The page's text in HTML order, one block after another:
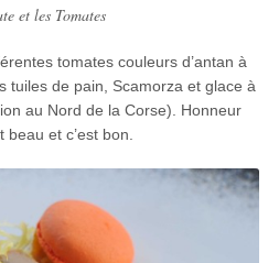
et les Tomates
tomates couleurs d’antan à
tuiles de pain, Scamorza et glace à
au Nord de la Corse). Honneur
beau et c’est bon.